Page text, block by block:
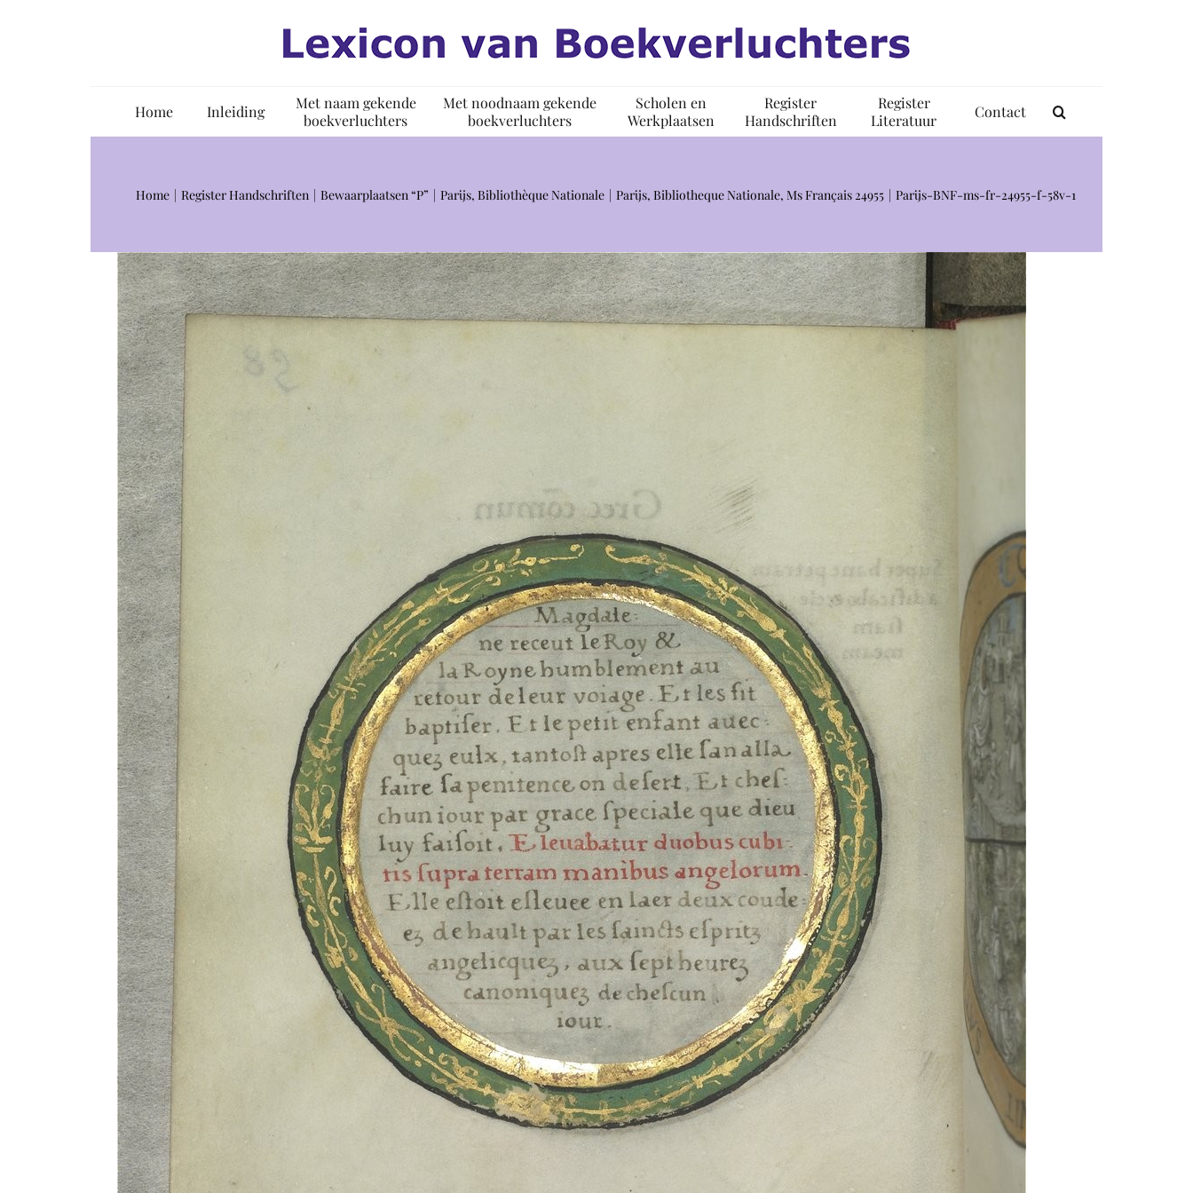
Home Inleiding
Met naam gekende
boekverluchters
Met noodnaam gekende
boekverluchters
Scholen en
Werkplaatsen
Register
Handschriften
Register
Literatuur
Contact
Home Register Handschriften Bewaarplaatsen “P” Parijs, Bibliothèque Nationale Parijs, Bibliotheque Nationale, Ms Français 24955 Parijs-BNF-ms-fr-24955-f-58v-1